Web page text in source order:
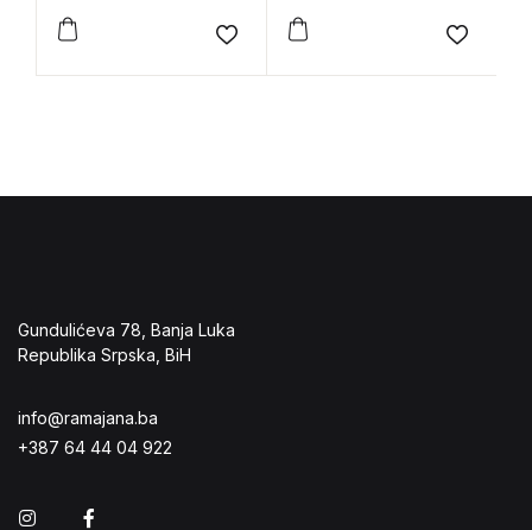
Add to wishlist Add to
Gundulićeva 78, Banja Luka
Republika Srpska, BiH
info@ramajana.ba
+387 64 44 04 922
Instagram